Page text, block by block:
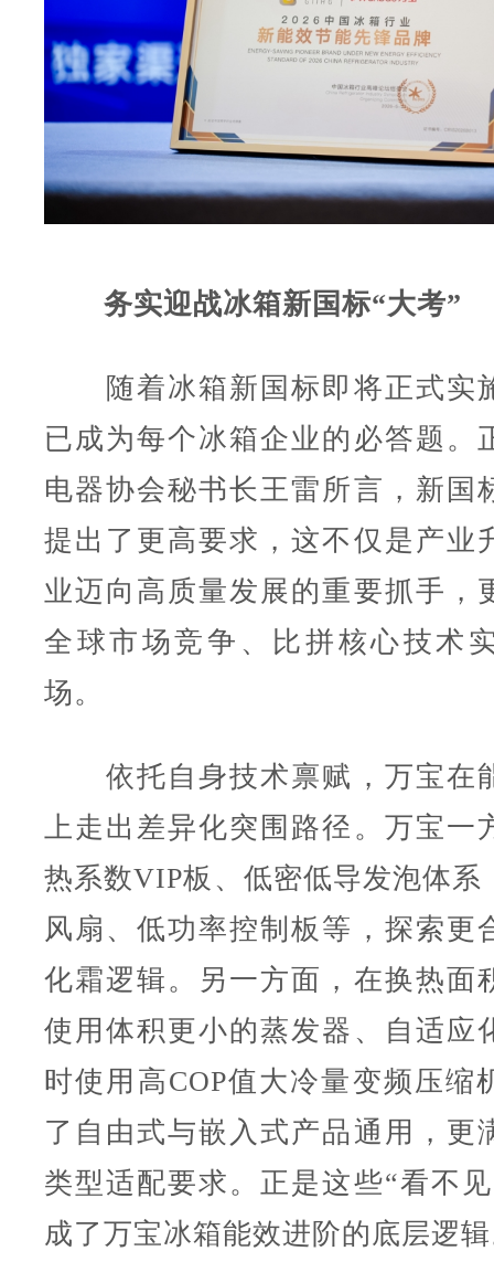
务实迎战冰箱新国标“大考”
随着冰箱新国标即将正式实
已成为每个冰箱企业的必答题。
电器协会秘书长王雷所言，新国
提出了更高要求，这不仅是产业
业迈向高质量发展的重要抓手，
全球市场竞争、比拼核心技术
场。
依托自身技术禀赋，万宝在
上走出差异化突围路径。万宝一
热系数VIP板、低密低导发泡体系
风扇、低功率控制板等，探索更
化霜逻辑。另一方面，在换热面
使用体积更小的蒸发器、自适应
时使用高COP值大冷量变频压缩
了自由式与嵌入式产品通用，更
类型适配要求。正是这些“看不
成了万宝冰箱能效进阶的底层逻